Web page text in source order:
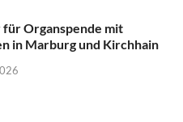
für Organspende mit
in Marburg und Kirchhain